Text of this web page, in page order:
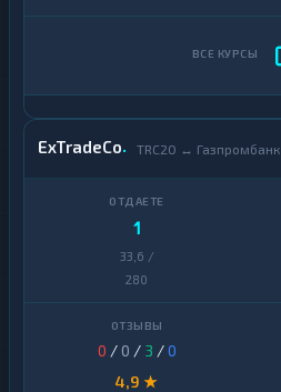
ExTradeCo TRC20 ↔ Газпромбанк
1
33,6 /
280
0 / 0 / 3 /0
4,9 ★